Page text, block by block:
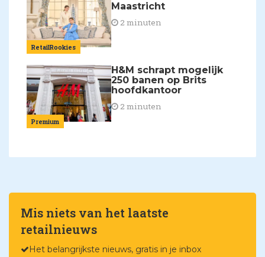
RetailRookies
Maastricht
2 minuten
Premium
H&M schrapt mogelijk
250 banen op Brits
hoofdkantoor
2 minuten
Mis niets van het laatste
retailnieuws
Het belangrijkste nieuws, gratis in je inbox